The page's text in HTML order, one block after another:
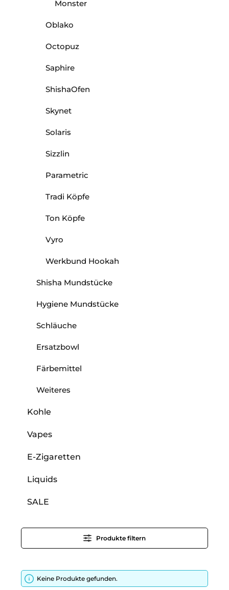
Monster
Oblako
Octopuz
Saphire
ShishaOfen
Skynet
Solaris
Sizzlin
Parametric
Tradi Köpfe
Ton Köpfe
Vyro
Werkbund Hookah
Shisha Mundstücke
Hygiene Mundstücke
Schläuche
Ersatzbowl
Färbemittel
Weiteres
Kohle
Vapes
E-Zigaretten
Liquids
SALE
Produkte filtern
Keine Produkte gefunden.